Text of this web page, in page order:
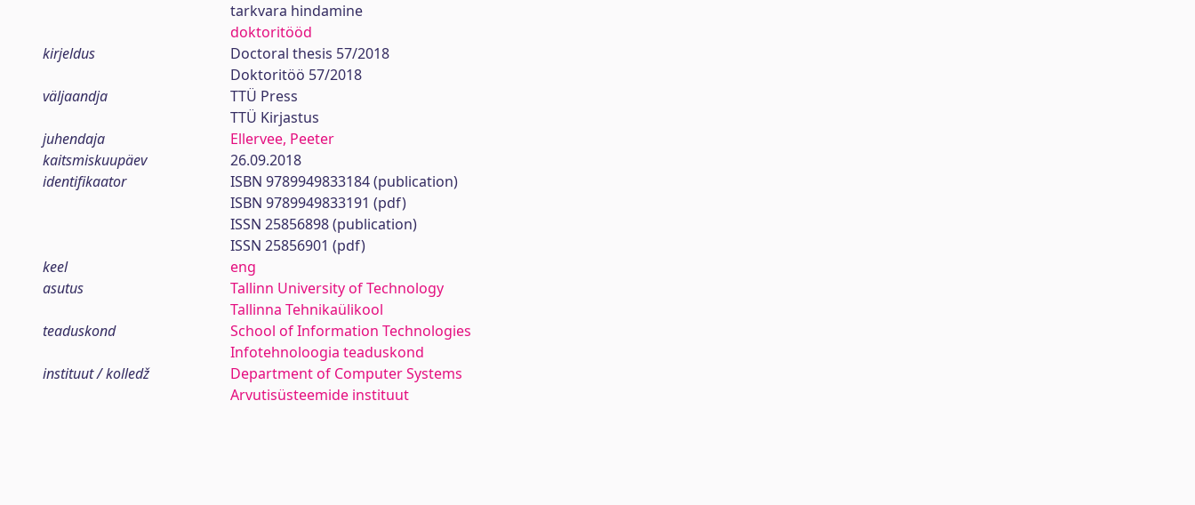
tarkvara hindamine
doktoritööd
kirjeldus
Doctoral thesis 57/2018
Doktoritöö 57/2018
väljaandja
TTÜ Press
TTÜ Kirjastus
juhendaja
Ellervee, Peeter
kaitsmiskuupäev
26.09.2018
identifikaator
ISBN 9789949833184 (publication)
ISBN 9789949833191 (pdf)
ISSN 25856898 (publication)
ISSN 25856901 (pdf)
keel
eng
asutus
Tallinn University of Technology
Tallinna Tehnikaülikool
teaduskond
School of Information Technologies
Infotehnoloogia teaduskond
instituut / kolledž
Department of Computer Systems
Arvutisüsteemide instituut